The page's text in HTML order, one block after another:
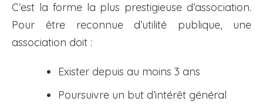
C’est la forme la plus prestigieuse d’association.
Pour être reconnue d’utilité publique, une
association doit :
Exister depuis au moins 3 ans
Poursuivre un but d’intérêt général